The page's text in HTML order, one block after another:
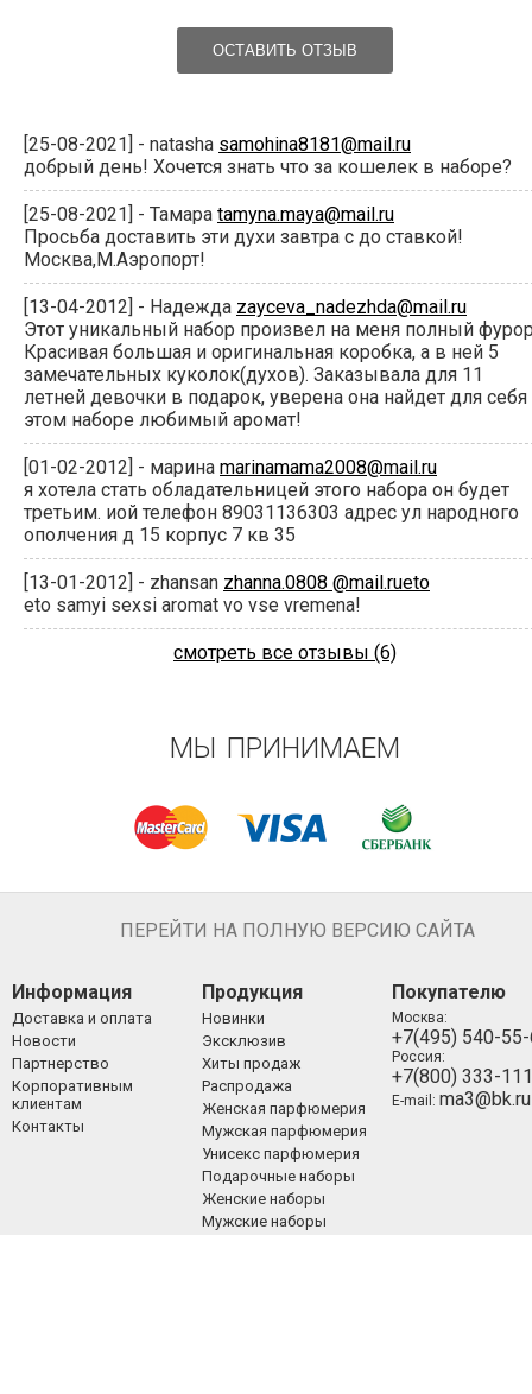
ОСТАВИТЬ ОТЗЫВ
[25-08-2021] - natasha samohina8181@mail.ru
добрый день! Хочется знать что за кошелек в наборе?
[25-08-2021] - Тамара tamyna.maya@mail.ru
Просьба доставить эти духи завтра с до ставкой!
Москва,М.Аэропорт!
[13-04-2012] - Надежда zayceva_nadezhda@mail.ru
Этот уникальный набор произвел на меня полный
Красивая большая и оригинальная коробка, а в ней 5
замечательных куколок(духов). Заказывала для 11
летней девочки в подарок, уверена она найдет для себя
этом наборе любимый аромат!
[01-02-2012] - марина marinamama2008@mail.ru
я хотела стать обладательницей этого набора он будет
третьим. иой телефон 89031136303 адрес ул народного
ополчения д 15 корпус 7 кв 35
[13-01-2012] - zhansan zhanna.0808 @mail.rueto
eto samyi sexsi aromat vo vse vremena!
смотреть все отзывы (6)
МЫ ПРИНИМАЕМ
ПЕРЕЙТИ НА ПОЛНУЮ ВЕРСИЮ САЙТА
Информация
Доставка и оплата
Новости
Партнерство
Корпоративным
клиентам
Контакты
Продукция
Новинки
Эксклюзив
Хиты продаж
Распродажа
Женская парфюмерия
Мужская парфюмерия
Унисекс парфюмерия
Подарочные наборы
Женские наборы
Мужские наборы
Покупателю
Москва:
+7(495) 540-
Россия:
+7(800) 333-
E-mail: ma3@bk.ru